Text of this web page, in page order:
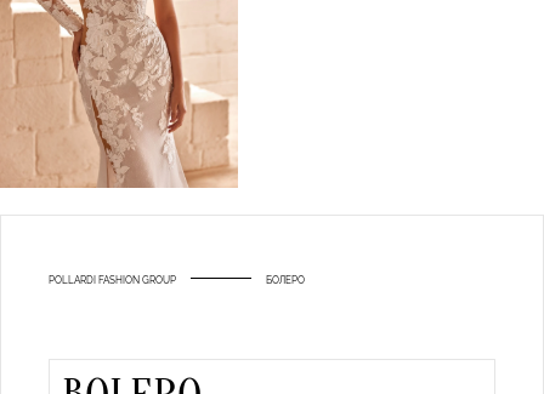
POLLARDI FASHION GROUP БОЛЕРО